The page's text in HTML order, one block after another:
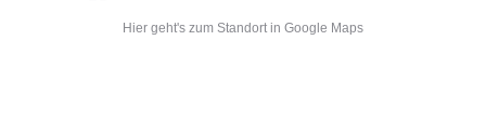
Hier geht's zum Standort in Google Maps